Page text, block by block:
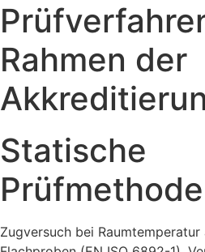
Rahmen der
Statische
Zugversuch bei